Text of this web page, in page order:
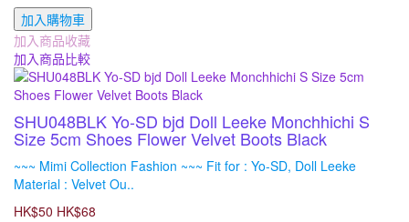
加入購物車
加入商品收藏
加入商品比較
SHU048BLK Yo-SD bjd Doll Leeke Monchhichi S
Size 5cm Shoes Flower Velvet Boots Black
~~~ Mimi Collection Fashion ~~~ Fit for : Yo-SD, Doll Leeke
Material : Velvet Ou..
HK$50 HK$68